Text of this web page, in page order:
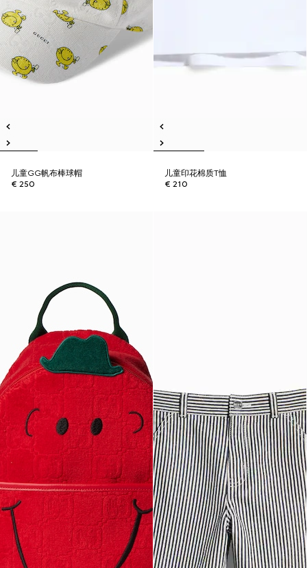
儿童GG帆布棒球帽
€ 250
儿童印花棉质T恤
€ 210